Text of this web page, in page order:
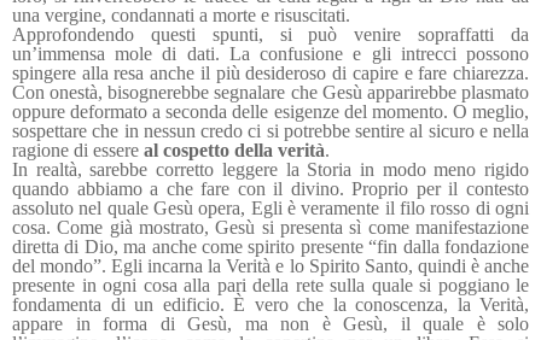
una vergine, condannati a morte e risuscitati.
Approfondendo questi spunti, si può venire sopraffatti da
un’immensa mole di dati. La confusione e gli intrecci possono
spingere alla resa anche il più desideroso di capire e fare chiarezza.
Con onestà, bisognerebbe segnalare che Gesù apparirebbe plasmato
oppure deformato a seconda delle esigenze del momento. O meglio,
sospettare che in nessun credo ci si potrebbe sentire al sicuro e nella
ragione di essere al cospetto della verità.
In realtà, sarebbe corretto leggere la Storia in modo meno rigido
quando abbiamo a che fare con il divino. Proprio per il contesto
assoluto nel quale Gesù opera, Egli è veramente il filo rosso di ogni
cosa. Come già mostrato, Gesù si presenta sì come manifestazione
diretta di Dio, ma anche come spirito presente “fin dalla fondazione
del mondo”. Egli incarna la Verità e lo Spirito Santo, quindi è anche
presente in ogni cosa alla pari della rete sulla quale si poggiano le
fondamenta di un edificio. È vero che la conoscenza, la Verità,
appare in forma di Gesù, ma non è Gesù, il quale è solo